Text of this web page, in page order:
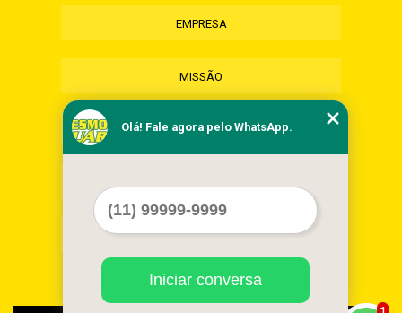
EMPRESA
MISSÃO
SERVIÇOS
MAPA DO SITE
Olá! Fale agora pelo WhatsApp.
Iniciar conversa